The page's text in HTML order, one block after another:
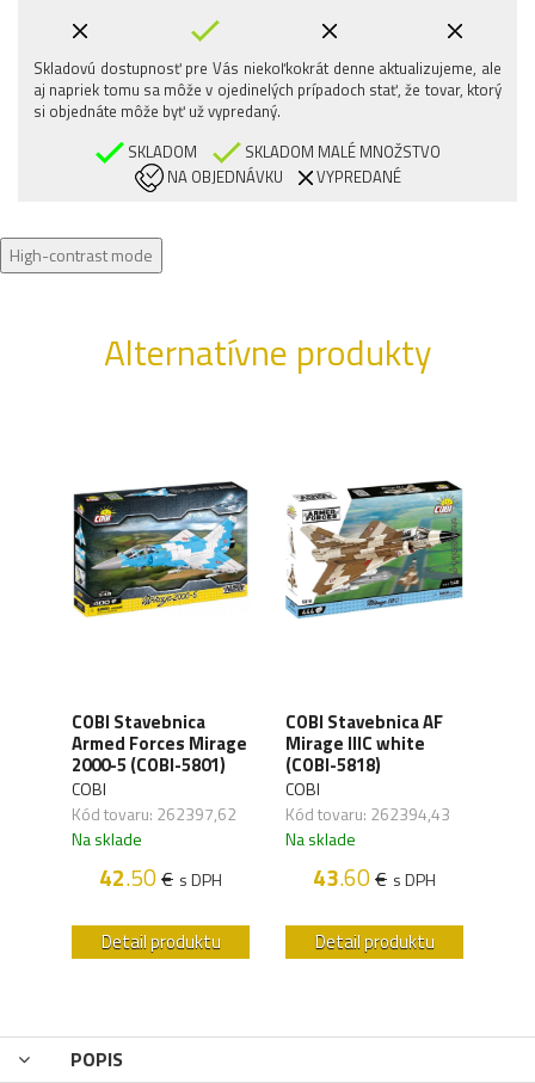
Skladovú dostupnosť pre Vás niekoľkokrát denne aktualizujeme, ale
aj napriek tomu sa môže v ojedinelých prípadoch stať, že tovar, ktorý
si objednáte môže byť už vypredaný.
SKLADOM
SKLADOM MALÉ MNOŽSTVO
NA OBJEDNÁVKU
VYPREDANÉ
High-contrast mode
Alternatívne produkty
COBI Stavebnica
Armed Forces Mirage
2000-5 (COBI-5801)
COBI
Kód tovaru: 262397,62
Na sklade
42.50€ s DPH
Detail produktu
COBI Stavebnica AF
Mirage IIIC white
(COBI-5818)
COBI
Kód tovaru: 262394,43
Na sklade
43.60€ s DPH
Detail produktu
POPIS